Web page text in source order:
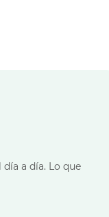
a día. Lo que